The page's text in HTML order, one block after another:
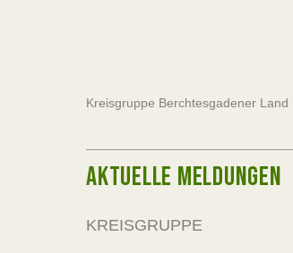
Kreisgruppe Berchtesgadener Land
AKTUELLE MELDUNGEN
KREISGRUPPE